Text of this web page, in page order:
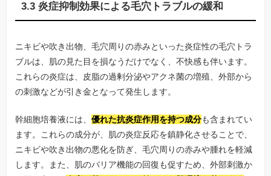
3.3 炎症抑制効果による毛穴トラブルの緩和
ニキビや吹き出物、毛穴周りの赤みといった炎症性の毛穴トラ
ブルは、肌の見た目を損なうだけでなく、不快感も伴います。
これらの炎症は、皮脂の過剰分泌やアクネ菌の増殖、外部から
の刺激などが引き金となって発生します。
幹細胞培養液には、優れた抗炎症作用を持つ成分も含まれてい
ます。これらの成分が、肌の炎症反応を鎮静化させることで、
ニキビや吹き出物の悪化を防ぎ、毛穴周りの赤みや腫れを軽減
します。また、肌のバリア機能の回復も促すため、外部刺激か